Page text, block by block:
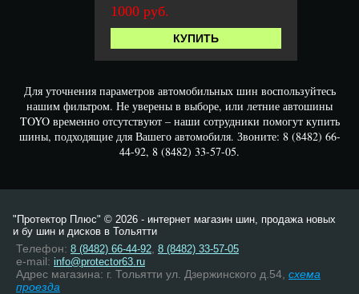
1000 руб.
КУПИТЬ
Для уточнения параметров автомобильных шин воспользуйтесь
нашим фильтром. Не уверены в выборе, или летние автошины
TOYO временно отсутствуют – наши сотрудники помогут купить
шины, подходящие для Вашего автомобиля. Звоните: 8 (8482) 66-
44-92, 8 (8482) 33-57-05.
"Протектор Плюс" © 2026 - интернет магазин шин, продажа новых
и бу шин и дисков в Тольятти
Телефон: 8 (8482) 66-44-92 8 (8482) 33-57-05
e-mail: info@protector63.ru
Адрес магазина: г. Тольятти ул. Дзержинского д.54, схема
проезда